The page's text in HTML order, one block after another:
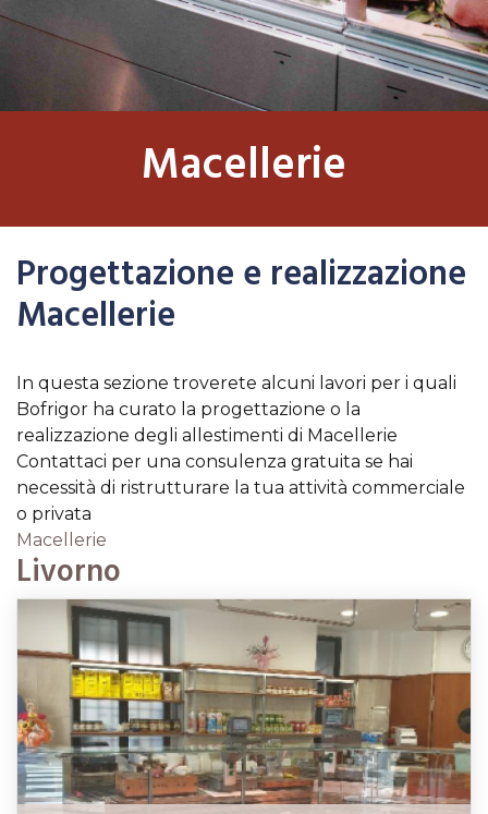
Macellerie
Progettazione e realizzazione
Macellerie
In questa sezione troverete alcuni lavori per i quali
Bofrigor ha curato la progettazione o la
realizzazione degli allestimenti di Macellerie
Contattaci per una consulenza gratuita se hai
necessità di ristrutturare la tua attività commerciale
o privata
Macellerie
Livorno